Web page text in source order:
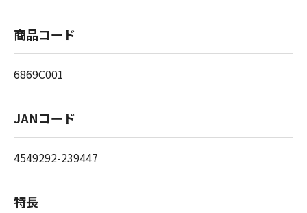
商品コード
6869C001
JANコード
4549292-239447
特長